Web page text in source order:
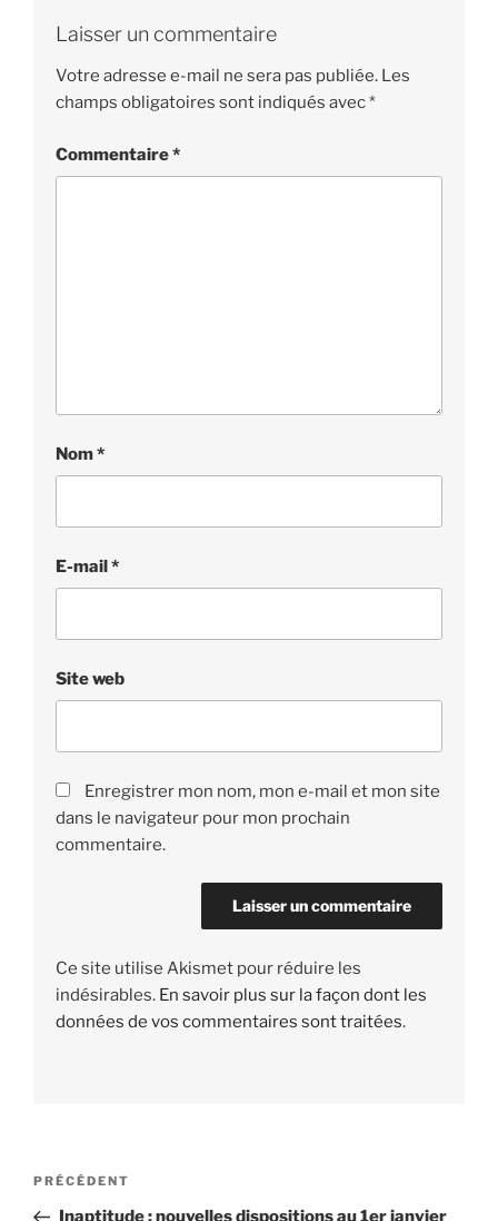
Laisser un commentaire
Votre adresse e-mail ne sera pas publiée. Les
champs obligatoires sont indiqués avec*
Commentaire*
Nom*
E-mail*
Site web
Enregistrer mon nom, mon e-mail et mon site
dans le navigateur pour mon prochain
commentaire.
Ce site utilise Akismet pour réduire les
indésirables. En savoir plus sur la façon dont les
données de vos commentaires sont traitées.
Navigation
Article
précédent
PRÉCÉDENT
Inaptitude : nouvelles dispositions au 1er janvier